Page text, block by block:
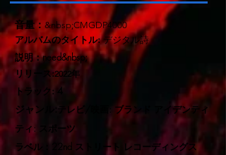
音量： &nbsp;CMGDP4000
アルバムのタイトル: デジタル詩
説明：need&nbsp;
リリース:2022年
トラック: 4
ジャンル: テレビ/映画: ブランド アイデンティ
ティ: スポーツ
ラベル：
22nd ストリート レコーディングス